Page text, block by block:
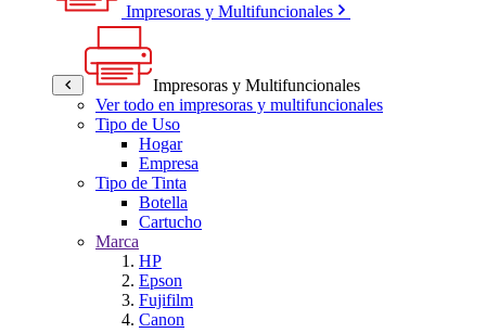
Impresoras y Multifuncionales
Impresoras y Multifuncionales
Ver todo en impresoras y multifuncionales
Tipo de Uso
Hogar
Empresa
Tipo de Tinta
Botella
Cartucho
Marca
HP
Epson
Fujifilm
Canon